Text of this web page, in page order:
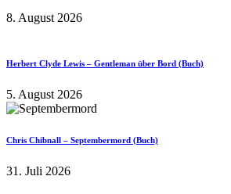
8. August 2026
Herbert Clyde Lewis – Gentleman über Bord (Buch)
5. August 2026
Chris Chibnall – Septembermord (Buch)
31. Juli 2026